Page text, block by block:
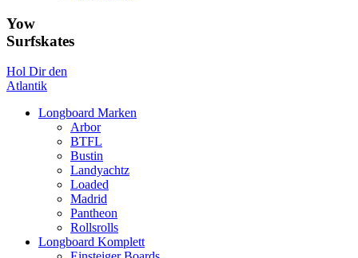
Yow
Surfskates
Hol Dir den
Atlantik
Longboard Marken
Arbor
BTFL
Bustin
Landyachtz
Loaded
Madrid
Pantheon
Rollsrolls
Longboard Komplett